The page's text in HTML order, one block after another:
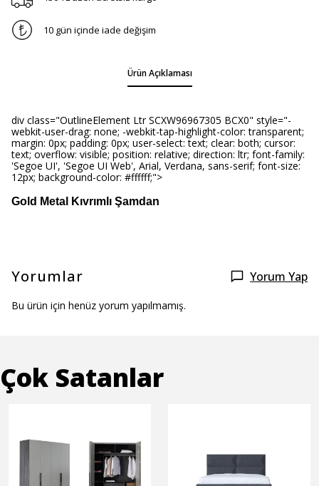
10 gün içinde iade değişim
Ürün Açıklaması
div class="OutlineElement Ltr SCXW96967305 BCX0" style="-
webkit-user-drag: none; -webkit-tap-highlight-color: transparent;
margin: 0px; padding: 0px; user-select: text; clear: both; cursor:
text; overflow: visible; position: relative; direction: ltr; font-family:
'Segoe UI', 'Segoe UI Web', Arial, Verdana, sans-serif; font-size:
12px; background-color: #ffffff;">
Gold Metal Kıvrımlı Şamdan
Yorumlar Yorum Yap
Bu ürün için henüz yorum yapılmamış.
Çok Satanlar